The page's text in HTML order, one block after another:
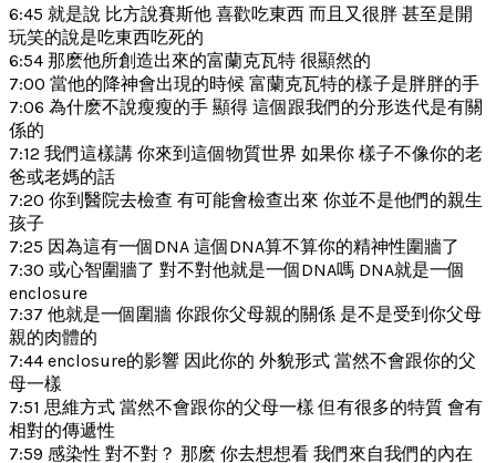
6:45 就是說 比方說賽斯他 喜歡吃東西 而且又很胖 甚至是開
玩笑的說是吃東西吃死的
6:54 那麽他所創造出來的富蘭克瓦特 很顯然的
7:00 當他的降神會出現的時候 富蘭克瓦特的樣子是胖胖的手
7:06 為什麽不說瘦瘦的手 顯得 這個跟我們的分形迭代是有關
係的
7:12 我們這樣講 你來到這個物質世界 如果你 樣子不像你的老
爸或老媽的話
7:20 你到醫院去檢查 有可能會檢查出來 你並不是他們的親生
孩子
7:25 因為這有一個DNA 這個DNA算不算你的精神性圍牆了
7:30 或心智圍牆了 對不對他就是一個DNA嗎 DNA就是一個
enclosure
7:37 他就是一個圍牆 你跟你父母親的關係 是不是受到你父母
親的肉體的
7:44 enclosure的影響 因此你的 外貌形式 當然不會跟你的父
母一樣
7:51 思維方式 當然不會跟你的父母一樣 但有很多的特質 會有
相對的傳遞性
7:59 感染性 對不對？ 那麽 你去想想看 我們來自我們的內在